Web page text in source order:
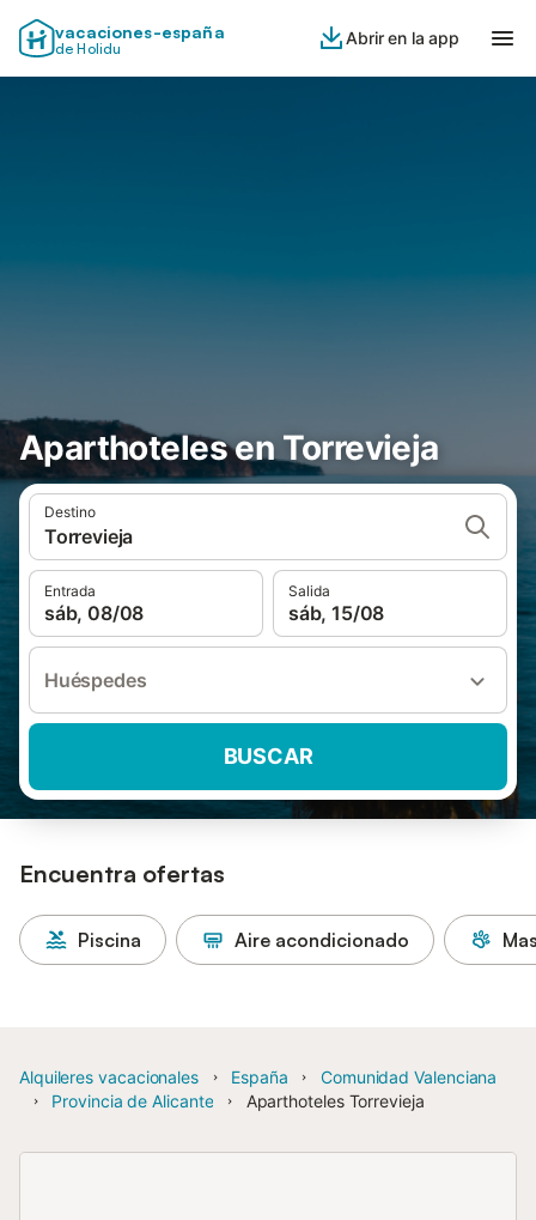
vacaciones-españa
de Holidu
Abrir en la app
Aparthoteles en Torrevieja
Destino
Torrevieja
Entrada
sáb, 08/08
Salida
sáb, 15/08
Huéspedes
BUSCAR
Encuentra ofertas
Piscina Aire acondicionado
Alquileres vacacionales España
Comunidad Valenciana
Provincia de Alicante
Aparthoteles Torrevieja